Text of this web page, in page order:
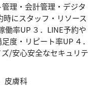
理・会計管理・デジタ
にスタッフ・リソース
率UP ３．LINE予約や
度・リピート率UP ４．
/安心安全なセキュリテ
皮膚科